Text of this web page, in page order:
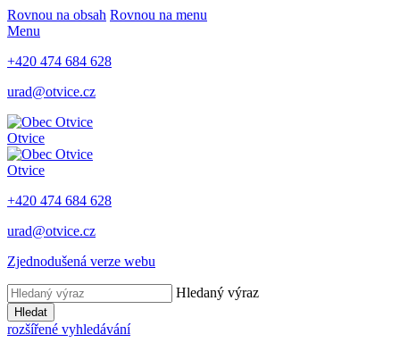
Rovnou na obsah Rovnou na menu
Menu
+420 474 684 628
urad@otvice.cz
Otvice
Otvice
+420 474 684 628
urad@otvice.cz
Zjednodušená verze webu
Hledaný výraz
Hledat
rozšířené vyhledávání